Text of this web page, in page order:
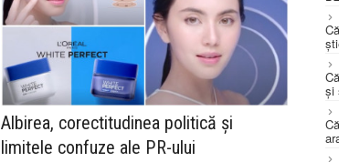
Albirea, corectitudinea politică și
limitele confuze ale PR-ului
și